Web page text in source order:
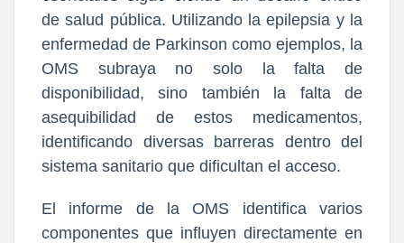
de salud pública. Utilizando la epilepsia y la
enfermedad de Parkinson como ejemplos, la
OMS subraya no solo la falta de
disponibilidad, sino también la falta de
asequibilidad de estos medicamentos,
identificando diversas barreras dentro del
sistema sanitario que dificultan el acceso.
El informe de la OMS identifica varios
componentes que influyen directamente en